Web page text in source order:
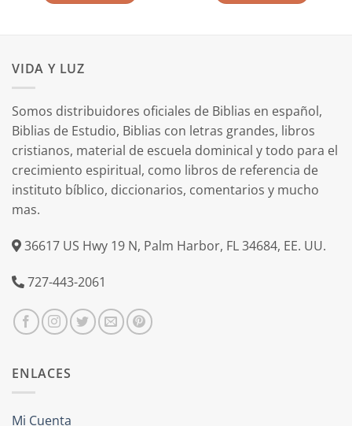
VIDA Y LUZ
Somos distribuidores oficiales de Biblias en español,
Biblias de Estudio, Biblias con letras grandes, libros
cristianos, material de escuela dominical y todo para el
crecimiento espiritual, como libros de referencia de
instituto bíblico, diccionarios, comentarios y mucho
mas.
36617 US Hwy 19 N, Palm Harbor, FL 34684, EE. UU.
727-443-2061
ENLACES
Mi Cuenta